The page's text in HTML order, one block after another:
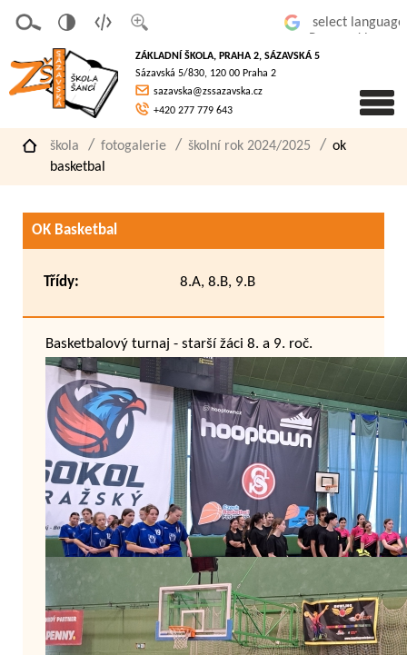
písmo
á
verze
pro
slaboz
raké
ZÁKLADNÍ ŠKOLA, PRAHA 2, SÁZAVSKÁ 5
Sázavská 5/830, 120 00 Praha 2
sazavska@zssazavska.cz
+420 277 779 643
škola fotogalerie školní rok 2024/2025
ok
basketbal
OK Basketbal
Třídy: 8.A, 8.B, 9.B
Basketbalový turnaj - starší žáci 8. a 9. roč.